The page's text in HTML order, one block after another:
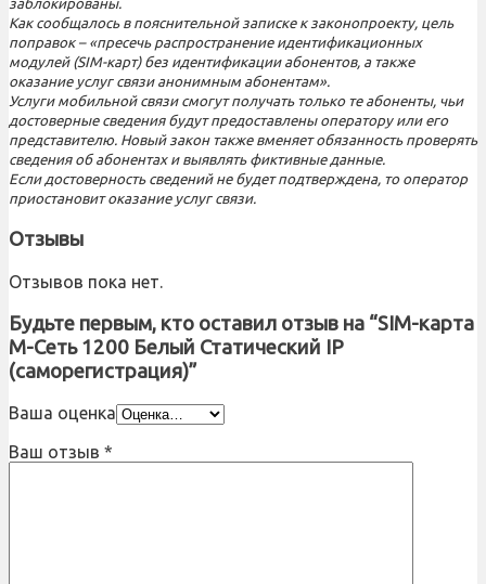
заблокированы.
Как сообщалось в пояснительной записке к законопроекту, цель
поправок – «пресечь распространение идентификационных
модулей (SIM-карт) без идентификации абонентов, а также
оказание услуг связи анонимным абонентам».
Услуги мобильной связи смогут получать только те абоненты, чьи
достоверные сведения будут предоставлены оператору или его
представителю. Новый закон также вменяет обязанность проверять
сведения об абонентах и выявлять фиктивные данные.
Если достоверность сведений не будет подтверждена, то оператор
приостановит оказание услуг связи.
Отзывы
Отзывов пока нет.
Будьте первым, кто оставил отзыв на “SIM-карта
М-Сеть 1200 Белый Статический IP
(саморегистрация)”
Ваша оценка
Ваш отзыв *